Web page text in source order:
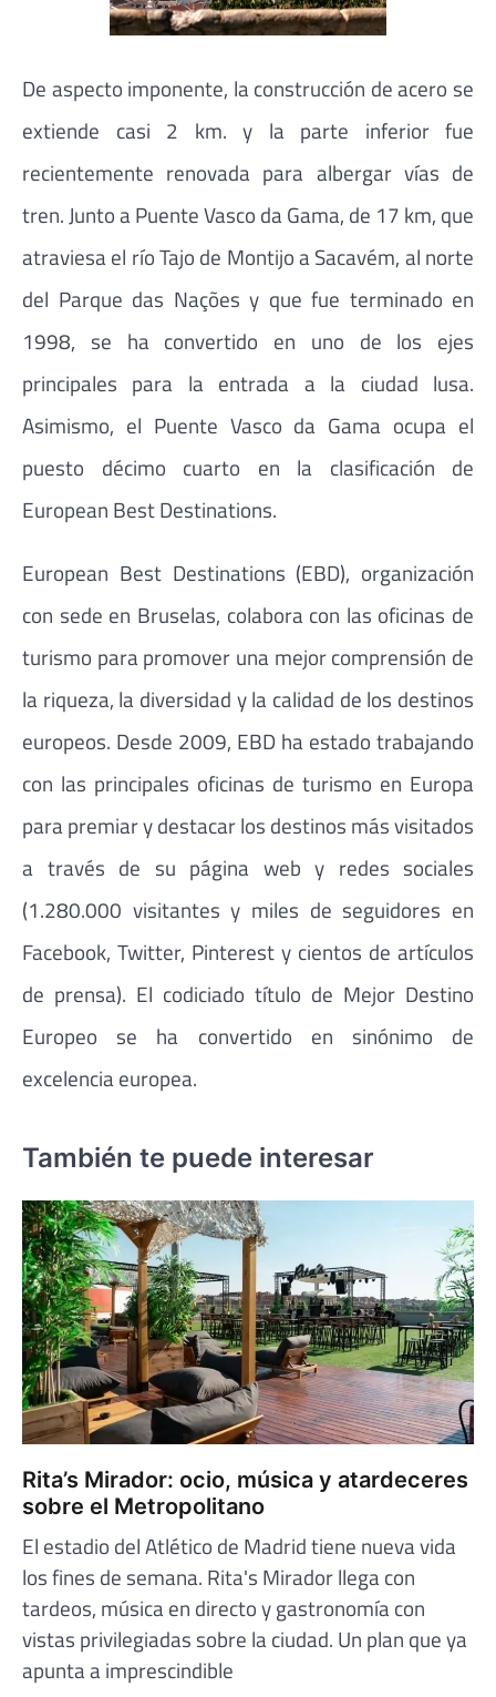
De aspecto imponente, la construcción de acero se
extiende casi 2 km. y la parte inferior fue
recientemente renovada para albergar vías de
tren. Junto a Puente Vasco da Gama, de 17 km, que
atraviesa el río Tajo de Montijo a Sacavém, al norte
del Parque das Nações y que fue terminado en
1998, se ha convertido en uno de los ejes
principales para la entrada a la ciudad lusa.
Asimismo, el Puente Vasco da Gama ocupa el
puesto décimo cuarto en la clasificación de
European Best Destinations.
European Best Destinations (EBD), organización
con sede en Bruselas, colabora con las oficinas de
turismo para promover una mejor comprensión de
la riqueza, la diversidad y la calidad de los destinos
europeos. Desde 2009, EBD ha estado trabajando
con las principales oficinas de turismo en Europa
para premiar y destacar los destinos más visitados
a través de su página web y redes sociales
(1.280.000 visitantes y miles de seguidores en
Facebook, Twitter, Pinterest y cientos de artículos
de prensa). El codiciado título de Mejor Destino
Europeo se ha convertido en sinónimo de
excelencia europea.
También te puede interesar
Rita’s Mirador: ocio, música y atardeceres
sobre el Metropolitano
El estadio del Atlético de Madrid tiene nueva vida
los fines de semana. Rita's Mirador llega con
tardeos, música en directo y gastronomía con
vistas privilegiadas sobre la ciudad. Un plan que ya
apunta a imprescindible